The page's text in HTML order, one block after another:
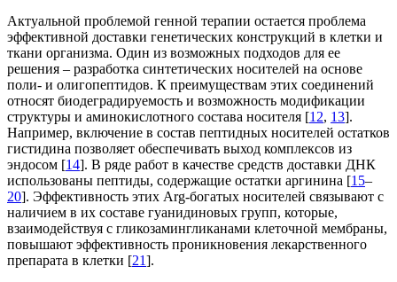
Актуальной проблемой генной терапии остается проблема
эффективной доставки генетических конструкций в клетки и
ткани организма. Один из возможных подходов для ее
решения ‒ разработка синтетических носителей на основе
поли- и олигопептидов. К преимуществам этих соединений
относят биодеградируемость и возможность модификации
структуры и аминокислотного состава носителя [12, 13].
Например, включение в состав пептидных носителей остатков
гистидина позволяет обеспечивать выход комплексов из
эндосом [14]. В ряде работ в качестве средств доставки ДНК
использованы пептиды, содержащие остатки аргинина [15–
20]. Эффективность этих Arg-богатых носителей связывают с
наличием в их составе гуанидиновых групп, которые,
взаимодействуя с гликозамингликанами клеточной мембраны,
повышают эффективность проникновения лекарственного
препарата в клетки [21].